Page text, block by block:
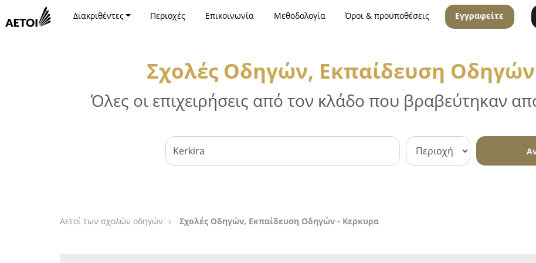
Διακριθέντες Περιοχές Επικοινωνία Μεθοδολογία Όροι & προϋποθέσεις Εγγραφείτε
Σχολές Οδηγών, Εκπαίδευση
Όλες οι επιχειρήσεις από τον κλάδο που βραβεύτηκαν
Αετοί των σχολών οδηγών Σχολές Οδηγών, Εκπαίδευση Οδηγών - Κερκυρα